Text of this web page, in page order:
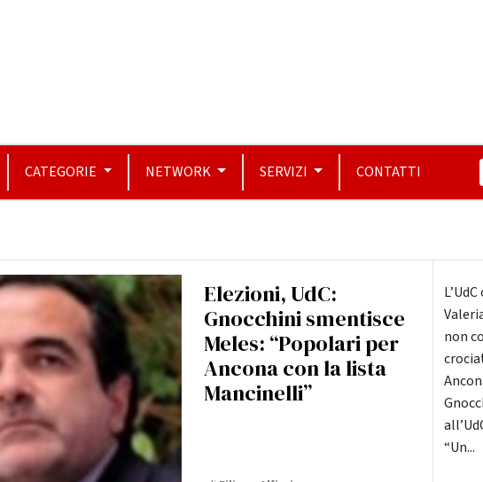
CATEGORIE NETWORK SERVIZI CONTATTI
Elezioni, UdC:
Gnocchini smentisce
Meles: “Popolari per
Ancona con la lista
Mancinelli”
non
“Un...